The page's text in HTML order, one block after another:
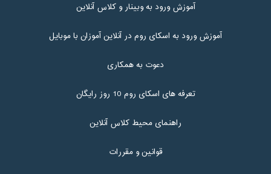
آموزش ورود به وبینار و کلاس آنلاین
آموزش ورود به اسکای روم در آنلاین آموزان با موبایل
دعوت به همکاری
تعرفه های اسکای روم 10 روز رایگان
راهنمای محیط کلاس آنلاین
قوانین و مقررات